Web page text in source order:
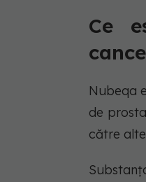
Ce
Nubeqa
de
către